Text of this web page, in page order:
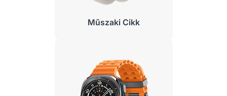
Műszaki Cikk